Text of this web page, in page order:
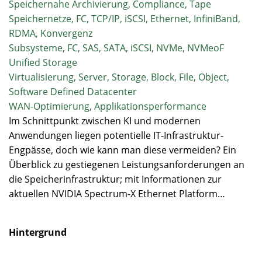
Speichernahe Archivierung, Compliance, Tape
Speichernetze, FC, TCP/IP, iSCSI, Ethernet, InfiniBand,
RDMA, Konvergenz
Subsysteme, FC, SAS, SATA, iSCSI, NVMe, NVMeoF
Unified Storage
Virtualisierung, Server, Storage, Block, File, Object,
Software Defined Datacenter
WAN-Optimierung, Applikationsperformance
Im Schnittpunkt zwischen KI und modernen
Anwendungen liegen potentielle IT-Infrastruktur-
Engpässe, doch wie kann man diese vermeiden? Ein
Überblick zu gestiegenen Leistungsanforderungen an
die Speicherinfrastruktur; mit Informationen zur
aktuellen NVIDIA Spectrum-X Ethernet Platform…
Hintergrund